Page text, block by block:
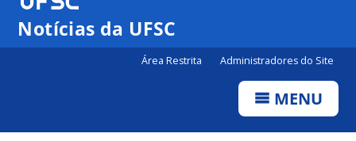
Notícias da UFSC
Área Restrita Administradores do Site
MENU